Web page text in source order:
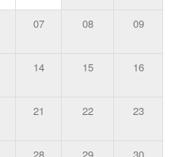
07 08 09
14 15 16
21 22 23